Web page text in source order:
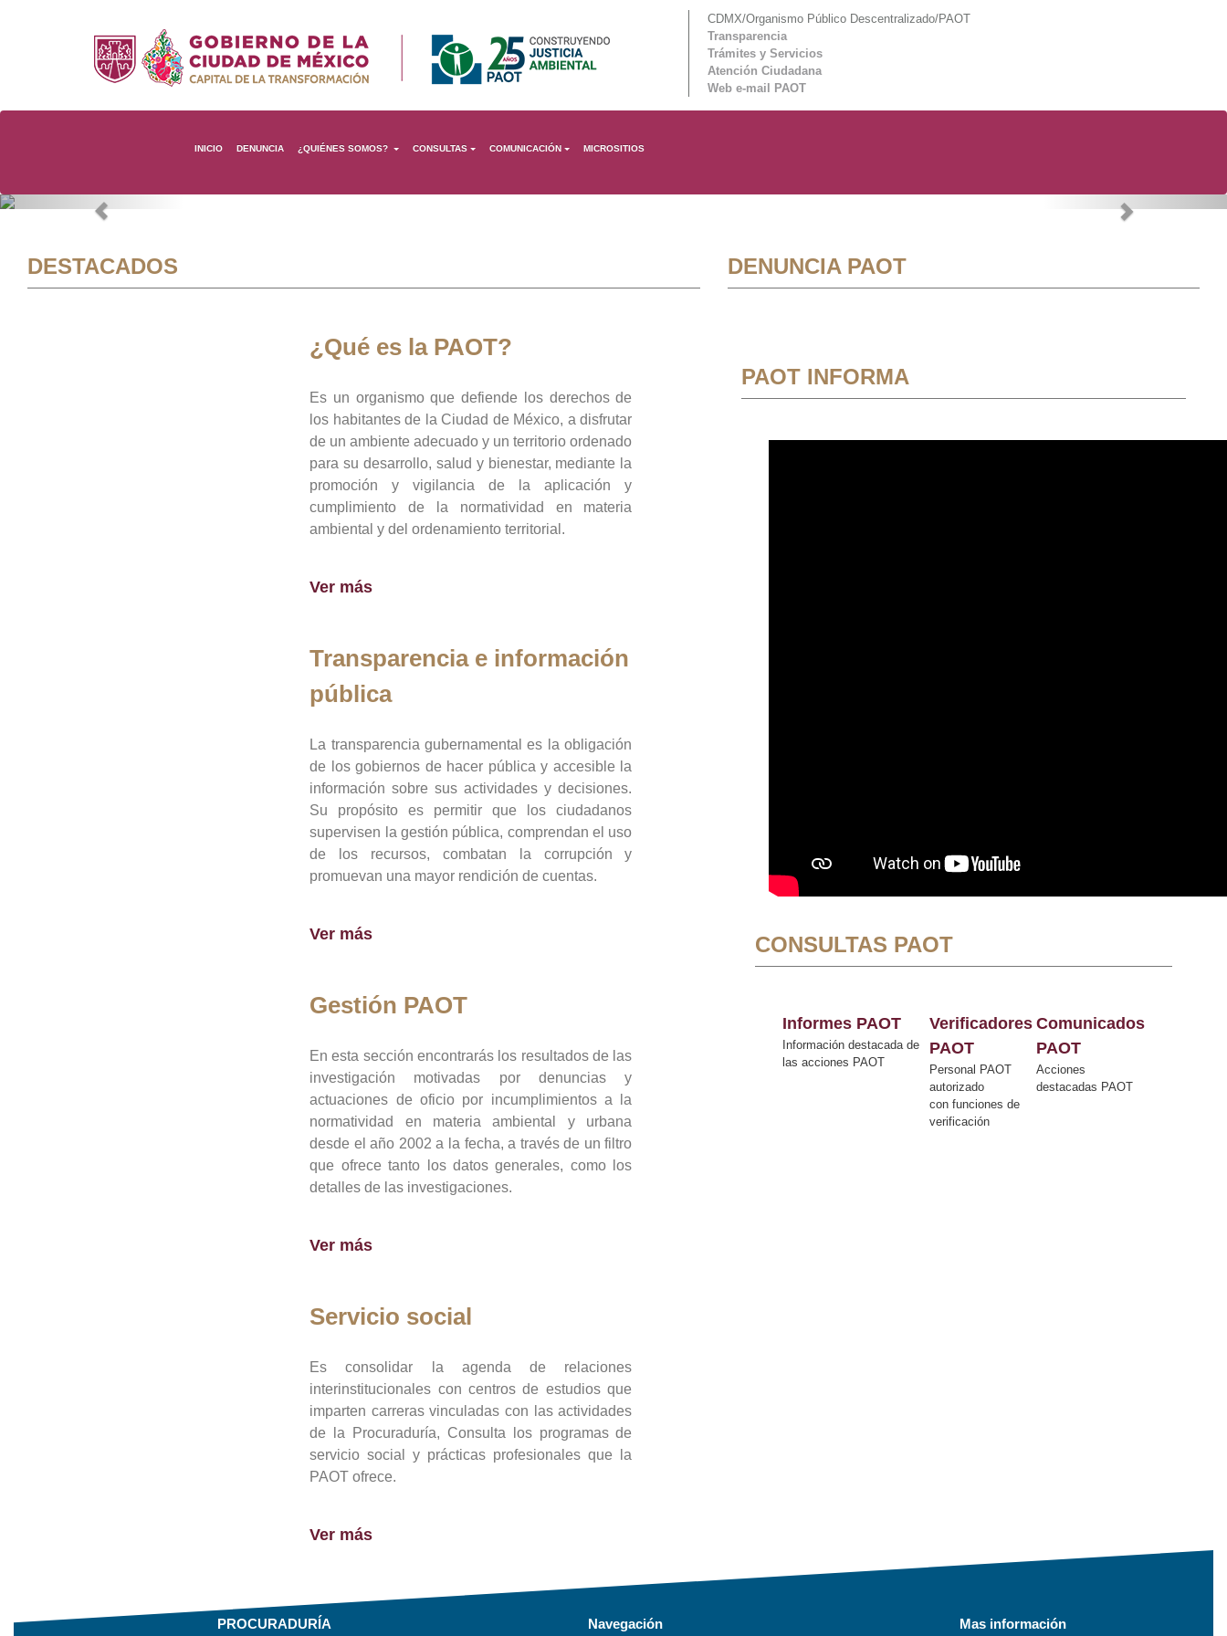
CDMX/Organismo Público Descentralizado/PAOT
Transparencia
Trámites y Servicios
Atención Ciudadana
Web e-mail PAOT
INICIO DENUNCIA ¿QUIÉNES SOMOS? CONSULTAS COMUNICACIÓN MICROSITIOS
Previous Next
DESTACADOS
¿Qué es la PAOT?
Es un organismo que defiende los derechos de
los habitantes de la Ciudad de México, a disfrutar
de un ambiente adecuado y un territorio ordenado
para su desarrollo, salud y bienestar, mediante la
promoción y vigilancia de la aplicación y
cumplimiento de la normatividad en materia
ambiental y del ordenamiento territorial.
Ver más
Transparencia e información
pública
La transparencia gubernamental es la obligación
de los gobiernos de hacer pública y accesible la
información sobre sus actividades y decisiones.
Su propósito es permitir que los ciudadanos
supervisen la gestión pública, comprendan el uso
de los recursos, combatan la corrupción y
promuevan una mayor rendición de cuentas.
Ver más
Gestión PAOT
En esta sección encontrarás los resultados de las
investigación motivadas por denuncias y
actuaciones de oficio por incumplimientos a la
normatividad en materia ambiental y urbana
desde el año 2002 a la fecha, a través de un filtro
que ofrece tanto los datos generales, como los
detalles de las investigaciones.
Ver más
Servicio social
Es consolidar la agenda de relaciones
interinstitucionales con centros de estudios que
imparten carreras vinculadas con las actividades
de la Procuraduría, Consulta los programas de
servicio social y prácticas profesionales que la
PAOT ofrece.
Ver más
DENUNCIA PAOT
PAOT INFORMA
CONSULTAS PAOT
Informes PAOT
Información destacada de
las acciones PAOT
Verificadores
PAOT
Personal PAOT
autorizado
con funciones de
verificación
Comunicados
PAOT
Acciones
destacadas PAOT
PROCURADURÍA Navegación Mas información